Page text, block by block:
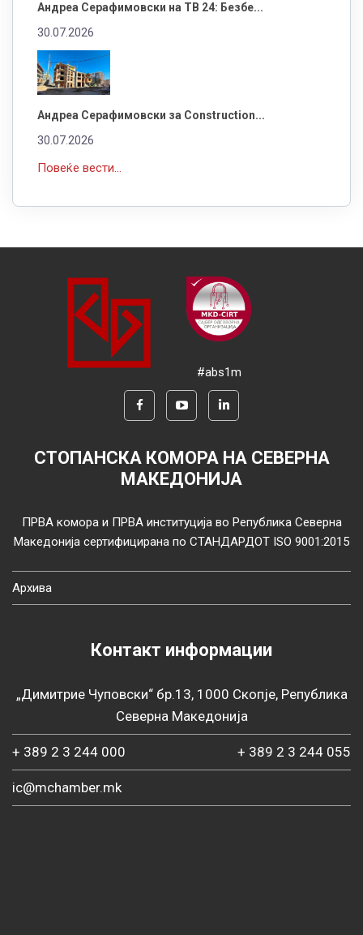
Андреа Серафимовски на ТВ 24: Безбе...
30.07.2026
Андреа Серафимовски за Construction...
30.07.2026
Повеќе вести...
#abs1m
СТОПАНСКА КОМОРА НА СЕВЕРНА
МАКЕДОНИЈА
ПРВА комора и ПРВА институција во Република Северна
Македонија сертифицирана по СТАНДАРДОТ ISO 9001:2015
Архива
Контакт информации
„Димитрие Чуповски“ бр.13, 1000 Скопје, Република
Северна Македонија
+ 389 2 3 244 000 + 389 2 3 244 055
ic@mchamber.mk